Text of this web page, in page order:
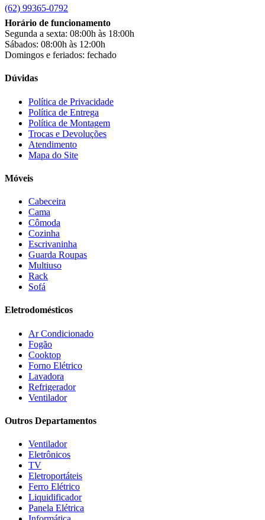
clock
Colibri
Colli(53)
Colormaq(43)
Companhia do Estofado
Cotherm(2)
D' Doro Móveis
Dako(23)
Demóbile(13)
Dômina
Doripel
Estofados solar
Fischer
Giga
Gree(3)
Henn
Hisense
Hot Sat
HP
JB BECHARA
Kaiki Móveis
KAMABEL
kasper
Kaza
Leifer
Lenoxx
(62) 99365-0792
Horário de funcionamento
Segunda a sexta: 08:00h às 18:00h
Sábados: 08:00h às 12:00h
Domingos e feriados: fechado
Dúvidas
Política de Privacidade
Política de Entrega
Política de Montagem
Trocas e Devoluções
Atendimento
Mapa do Site
Móveis
Cabeceira
Cama
Cômoda
Cozinha
Escrivaninha
Guarda Roupas
Multiuso
Rack
Sofá
Eletrodomésticos
Ar Condicionado
Fogão
Cooktop
Forno Elétrico
Lavadora
Refrigerador
Ventilador
Outros Departamentos
Ventilador
Eletrônicos
TV
Eletroportáteis
Ferro Elétrico
Liquidificador
Panela Elétrica